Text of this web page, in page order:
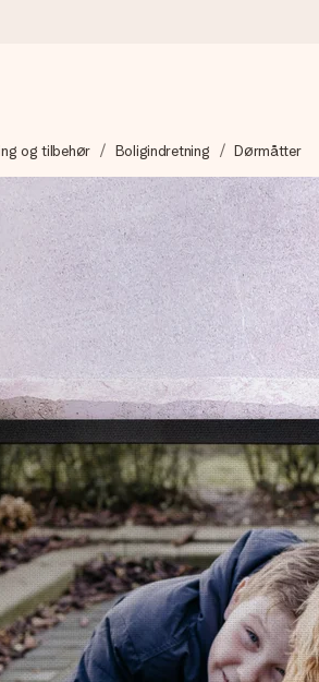
med omhu og sender den lynhurtigt – så
+15.000 anmeldelser)
Kunderne giver os 4,7 på Google
hilsen
i blot få trin – med hendes navn, et
og tilbehør Boligindretning Dørmåtter